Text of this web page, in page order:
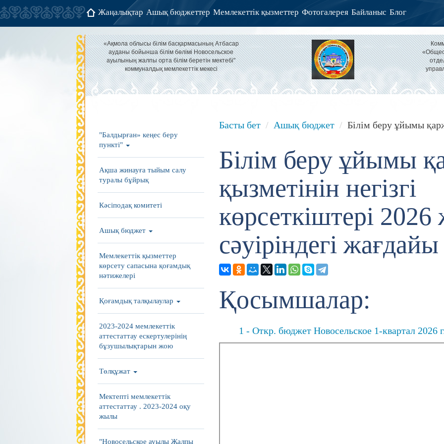
Жаңалықтар Ашық бюджеттер Мемлекеттік қызметтер Фотогалерея Байланыс Блог
«Ақмола облысы білім басқармасының Атбасар
ауданы бойынша білім бөлімі Новосельское
ауылының жалпы орта білім беретін мектебі"
коммуналдық мемлекеттік мекесі
"Балдырған» кеңес беру
пункті"
Ақша жинауға тыйым салу
туралы бұйрық
Кәсіподақ комитеті
Ашық бюджет
Мемлекеттік қызметтер
көрсету сапасына қоғамдық
нәтижелері
Қоғамдық талқылаулар
2023-2024 мемлекеттік
аттестаттау ескертулерінің
бұзушылықтарын жою
Төлқұжат
Мектепті мемлекеттік
аттестаттау . 2023-2024 оқу
жылы
"Новосельское ауылы Жалпы
Басты бет Ашық бюджет Білім беру ұйымы
Білім беру ұйымы
қызметінін негізгі
көрсеткіштері
сәуіріндегі жағдайы
Қосымшалар:
1 - Откр. бюджет Новосельское 1-квартал 2026